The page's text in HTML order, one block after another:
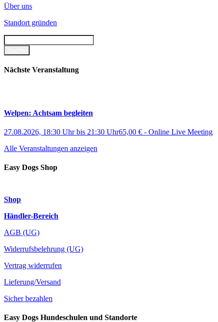
Über uns
Standort gründen
Nächste Veranstaltung
Welpen: Achtsam begleiten
27.08.2026, 18:30 Uhrbis 21:30 Uhr65,00 € - Online Live Meeting
Alle Veranstaltungen anzeigen
Easy Dogs Shop
Shop
Händler-Bereich
AGB (UG)
Widerrufsbelehrung (UG)
Vertrag widerrufen
Lieferung/Versand
Sicher bezahlen
Easy Dogs Hundeschulen und Standorte